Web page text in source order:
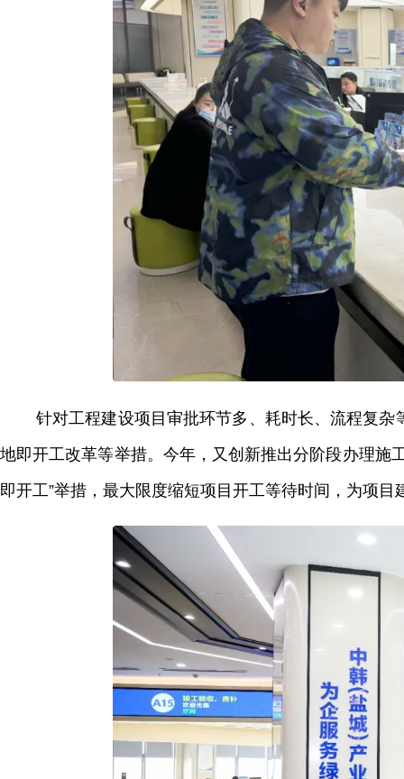
针对工程建设项目审批环节多、耗时长、流程复
地即开工改革等举措。今年，又创新推出分阶段办理施
即开工”举措，最大限度缩短项目开工等待时间，为项